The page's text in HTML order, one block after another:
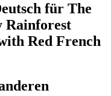
für The
Rainforest
Red French